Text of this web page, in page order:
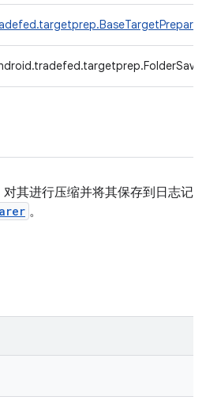
其进行压缩并将其保存到日志记
。